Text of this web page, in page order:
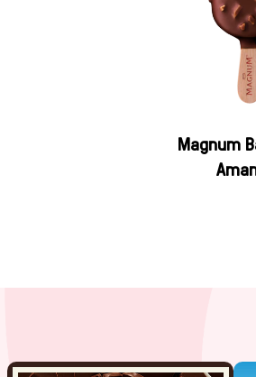
Magnum